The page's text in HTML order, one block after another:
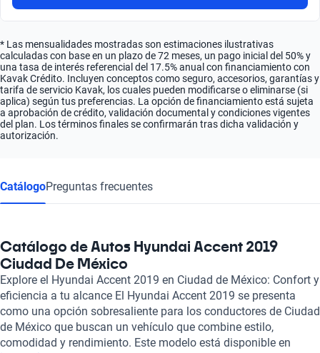
* Las mensualidades mostradas son estimaciones ilustrativas
calculadas con base en un plazo de 72 meses, un pago inicial del 50% y
una tasa de interés referencial del 17.5% anual con financiamiento con
Kavak Crédito. Incluyen conceptos como seguro, accesorios, garantías y
tarifa de servicio Kavak, los cuales pueden modificarse o eliminarse (si
aplica) según tus preferencias. La opción de financiamiento está sujeta
a aprobación de crédito, validación documental y condiciones vigentes
del plan. Los términos finales se confirmarán tras dicha validación y
autorización.
CatálogoPreguntas frecuentes
Catálogo de Autos Hyundai Accent 2019
Ciudad De México
Explore el Hyundai Accent 2019 en Ciudad de México: Confort y
eficiencia a tu alcance El Hyundai Accent 2019 se presenta
como una opción sobresaliente para los conductores de Ciudad
de México que buscan un vehículo que combine estilo,
comodidad y rendimiento. Este modelo está disponible en